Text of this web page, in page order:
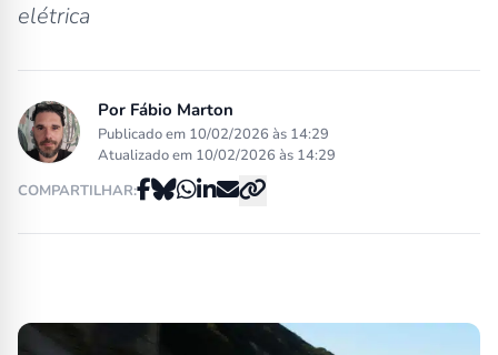
elétrica
Por Fábio Marton
Publicado em 10/02/2026 às 14:29
Atualizado em 10/02/2026 às 14:29
COMPARTILHAR: